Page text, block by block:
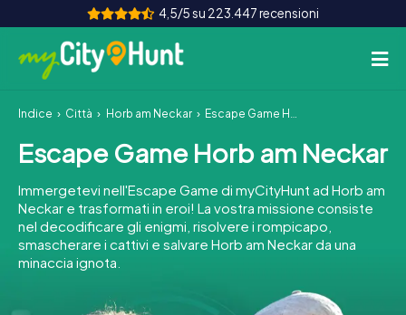
4,5/5 su 223.447 recensioni
Come funziona
Città
Tour
Team Building
Indice Città Horb am Neckar Escape Game Horb am Neckar
Escape Game Horb am Neckar
Immergetevi nell'Escape Game di myCityHunt ad Horb am
Neckar e trasformati in eroi! La vostra missione consiste
nel decodificare gli enigmi, risolvere i rompicapo,
smascherare i cattivi e salvare Horb am Neckar da una
minaccia ignota.